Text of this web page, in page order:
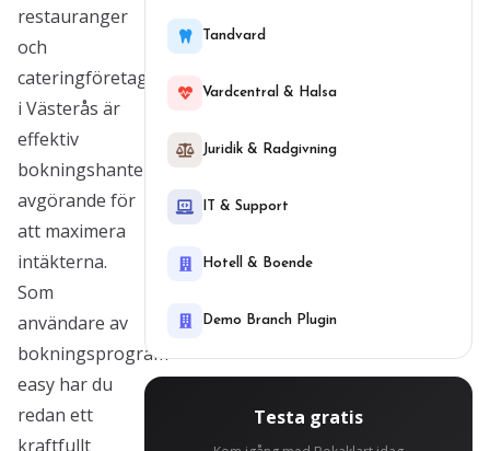
restauranger
och
cateringföretag
i Västerås är
effektiv
bokningshantering
avgörande för
att maximera
intäkterna.
Som
användare av
bokningsprogram
easy har du
redan ett
kraftfullt
Tandvard
Vardcentral & Halsa
Juridik & Radgivning
IT & Support
Hotell & Boende
Demo Branch Plugin
Testa gratis